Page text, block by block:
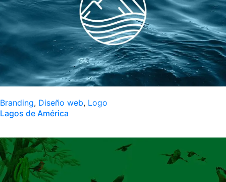
Branding, Diseño web, Logo
Lagos de América